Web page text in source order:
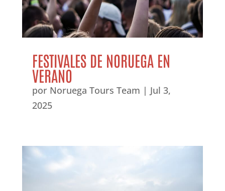
FESTIVALES DE NORUEGA EN
VERANO
por Noruega Tours Team | Jul 3,
2025